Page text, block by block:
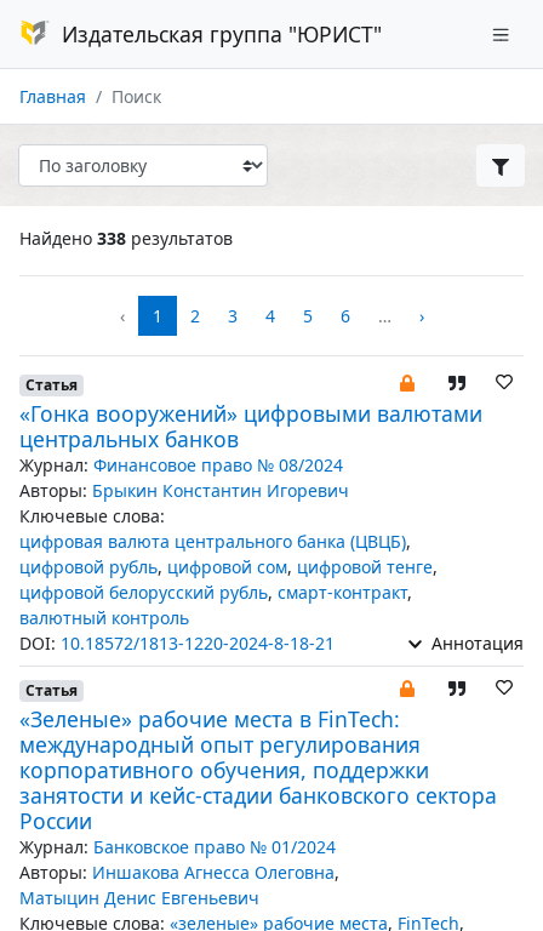
Издательская группа "ЮРИСТ"
Главная Поиск
Найдено 338 результатов
‹ 1 2 3 4 5 6 … ›
Статья
«Гонка вооружений» цифровыми валютами
центральных банков
Журнал: Финансовое право № 08/2024
Авторы: Брыкин Константин Игоревич
Ключевые слова:
цифровая валюта центрального банка (ЦВЦБ),
цифровой рубль, цифровой сом, цифровой тенге,
цифровой белорусский рубль, смарт-контракт,
валютный контроль
DOI: 10.18572/1813-1220-2024-8-18-21 Аннотация
Статья
«Зеленые» рабочие места в FinTech:
международный опыт регулирования
корпоративного обучения, поддержки
занятости и кейс-стадии банковского сектора
России
Журнал: Банковское право № 01/2024
Авторы: Иншакова Агнесса Олеговна,
Матыцин Денис Евгеньевич
Ключевые слова: «зеленые» рабочие места, FinTech,